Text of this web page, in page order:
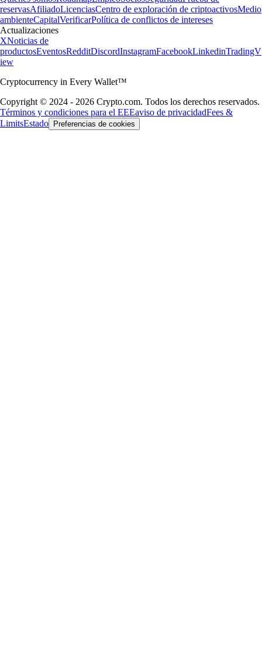
reservasAfiliadoLicenciasCentro de exploración de criptoactivosMedio
ambienteCapitalVerificarPolítica de conflictos de intereses
Actualizaciones
XNoticias de
productosEventosRedditDiscordInstagramFacebookLinkedinTradingV
iew
Cryptocurrency in Every Wallet™
Copyright © 2024 - 2026 Crypto.com. Todos los derechos reservados.
Términos y condiciones para el EEEaviso de privacidadFees &
LimitsEstado Preferencias de cookies